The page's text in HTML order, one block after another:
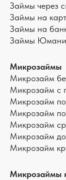
Займы через
Займы на
Займы на
Займы Юмани
Микрозаймы
Микрозайм
Микрозайм с
Микрозайм
Микрозайм
Микрозайм
Микрозайм
Микрозайм
Микрозаймы